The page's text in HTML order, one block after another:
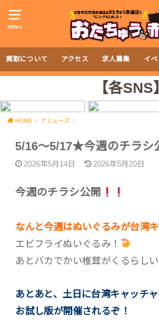
MENU
買取について アクセス 求人募集 イ
【各SNS】
HOME アミューズ
5/16～5/17★今週のチラシ
2026年5月14日 2026年5月20日
今週のチラシ公開
なんと今週はぬいぐるみが台湾
エビフライぬいぐるみ！
あとバカでかい椎茸がくるらしい
あとあと、土日に台湾キャッチ
お試し版が開催されるぞ！